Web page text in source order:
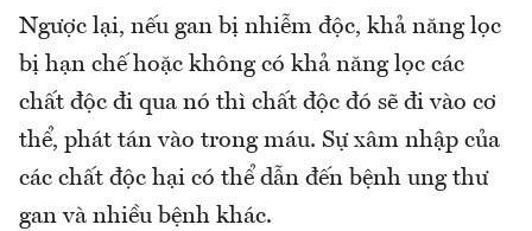
Ngược lại, nếu gan bị nhiễm độc, khả năng lọc
bị hạn chế hoặc không có khả năng lọc các
chất độc đi qua nó thì chất độc đó sẽ đi vào cơ
thể, phát tán vào trong máu. Sự xâm nhập của
các chất độc hại có thể dẫn đến bệnh ung thư
gan và nhiều bệnh khác.